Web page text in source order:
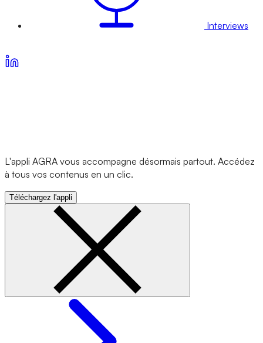
Interviews
L'appli AGRA vous accompagne désormais partout. Accédez
à tous vos contenus en un clic.
Téléchargez l'appli